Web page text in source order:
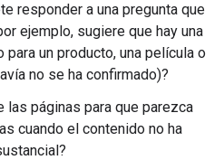
responder a una pregunta que
ejemplo, sugiere que hay una
un producto, una película o
no se ha confirmado)?
las páginas para que parezca
cuando el contenido no ha